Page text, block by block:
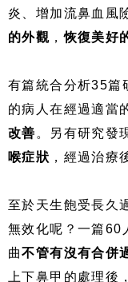
炎、增加流鼻血風
的外觀 ，恢復美好
有篇統合分析35篇
的病人在經過適當
改善 。另有研究發
喉症狀 ，經過治療
至於天生飽受長久
無效化呢？一篇60
曲不管有沒有合併
上下鼻甲的處理後